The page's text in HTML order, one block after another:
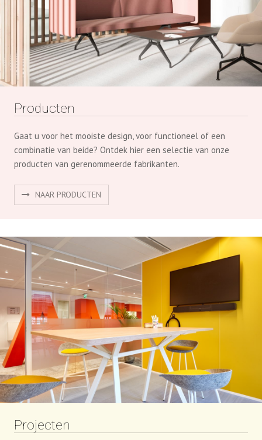
Producten
Gaat u voor het mooiste design, voor functioneel of een
combinatie van beide? Ontdek hier een selectie van onze
producten van gerenommeerde fabrikanten.
NAAR PRODUCTEN
Projecten